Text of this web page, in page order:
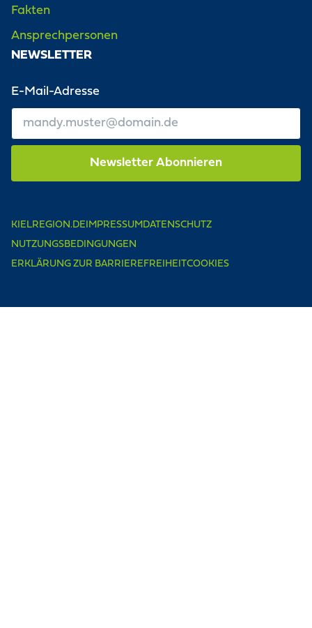
Fakten
Ansprechpersonen
NEWSLETTER
E-Mail-Adresse
KIELREGION.DEIMPRESSUMDATENSCHUTZ
NUTZUNGSBEDINGUNGEN
ERKLÄRUNG ZUR BARRIEREFREIHEITCOOKIES